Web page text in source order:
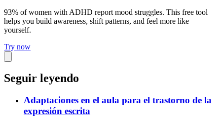
93% of women with ADHD report mood struggles. This free tool
helps you build awareness, shift patterns, and feel more like
yourself.
Try now
Seguir leyendo
Adaptaciones en el aula para el trastorno de la
expresión escrita